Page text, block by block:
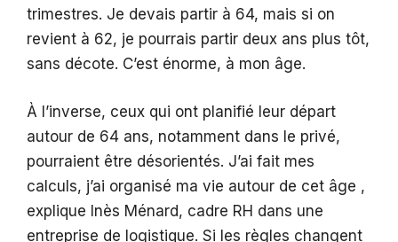
trimestres. Je devais partir à 64, mais si on
revient à 62, je pourrais partir deux ans plus tôt,
sans décote. C’est énorme, à mon âge.
À l’inverse, ceux qui ont planifié leur départ
autour de 64 ans, notamment dans le privé,
pourraient être désorientés. J’ai fait mes
calculs, j’ai organisé ma vie autour de cet âge ,
explique Inès Ménard, cadre RH dans une
entreprise de logistique. Si les règles changent